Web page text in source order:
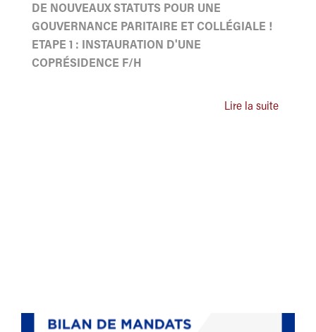
DE NOUVEAUX STATUTS POUR UNE
GOUVERNANCE PARITAIRE ET COLLÉGIALE !
ETAPE 1 : INSTAURATION D'UNE
COPRÉSIDENCE F/H
Lire la suite